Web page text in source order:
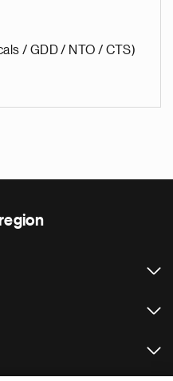
/ GDD / NTO / CTS)